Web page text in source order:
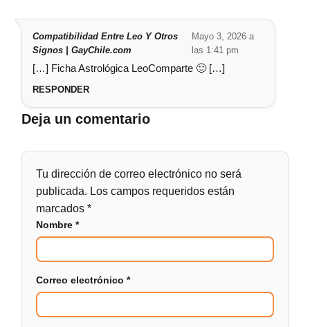
Compatibilidad Entre Leo Y Otros
Signos | GayChile.com
Mayo 3, 2026 a
las 1:41 pm
[…] Ficha Astrológica LeoComparte 🙂 […]
RESPONDER
Deja un comentario
Tu dirección de correo electrónico no será
publicada. Los campos requeridos están
marcados*
Nombre*
Correo electrónico*